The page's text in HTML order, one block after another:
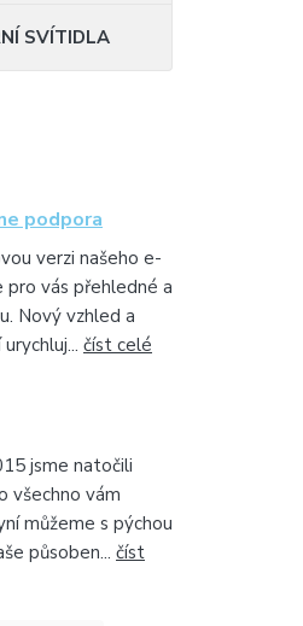
SVÍTIDLA
podpora
verzi našeho e-
pro vás přehledné a
Nový vzhled a
číst celé
jsme natočili
všechno vám
můžeme s pýchou
působen... číst